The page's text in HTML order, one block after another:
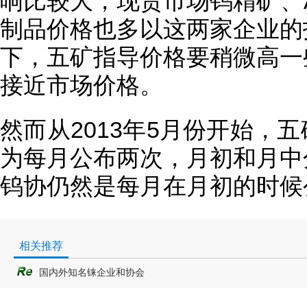
制品价格也多以这两家企业
下，五矿指导价格要稍微高
接近市场价格。
然而从2013年5月份开始，
为每月公布两次，月初和月
钨协仍然是每月在月初的时
相关推荐
国内外知名铼企业和协会